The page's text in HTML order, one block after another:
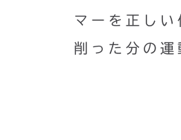
マーを正し
削った分の運